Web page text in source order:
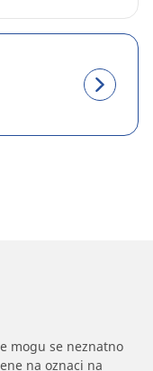
mogu se neznatno
na oznaci na